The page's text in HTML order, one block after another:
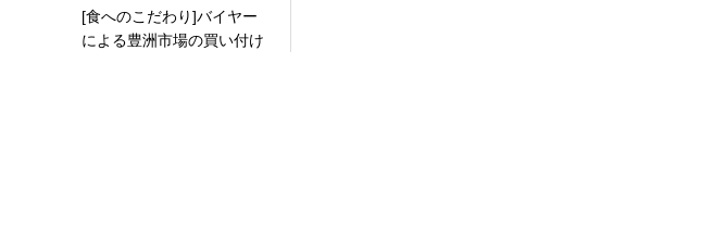
[食へのこだわり]バイヤー
による豊洲市場の買い付け